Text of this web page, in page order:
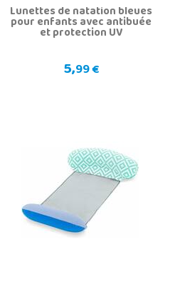
Lunettes de natation bleues
pour enfants avec antibuée
et protection UV
5,99 €